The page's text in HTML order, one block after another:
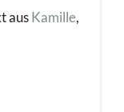
ausKamille,